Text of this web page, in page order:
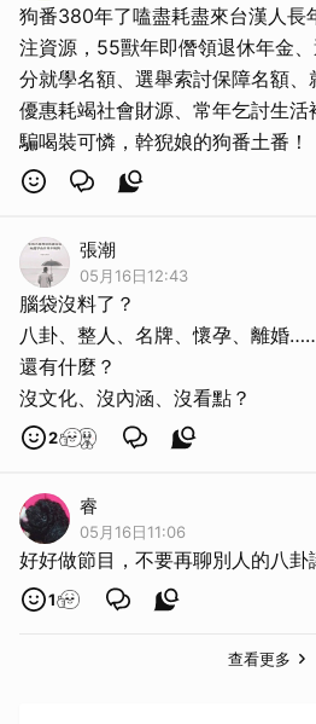
狗番380年了嗑盡耗盡來台漢人長
注資源，55獸年即僭領退休年金
分就學名額、選舉索討保障名額
優惠耗竭社會財源、常年乞討生
騙喝裝可憐，幹猊娘的狗番土番！
張潮
05月16日12:43
腦袋沒料了？
八卦、整人、名牌、懷孕、離婚
還有什麼？
沒文化、沒內涵、沒看點？
2
睿
05月16日11:06
好好做節目，不要再聊別人的八卦
1
查看更多